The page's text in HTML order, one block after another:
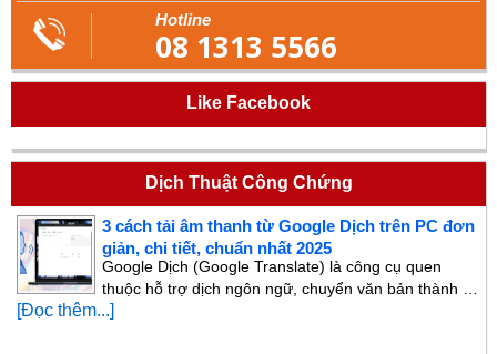
Hotline
08 1313 5566
Like Facebook
Dịch Thuật Công Chứng
3 cách tải âm thanh từ Google Dịch trên PC đơn
giản, chi tiết, chuẩn nhất 2025
Google Dịch (Google Translate) là công cụ quen
thuộc hỗ trợ dịch ngôn ngữ, chuyển văn bản thành …
[Đọc thêm...]